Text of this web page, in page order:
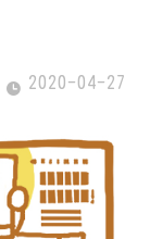
2020-04-27